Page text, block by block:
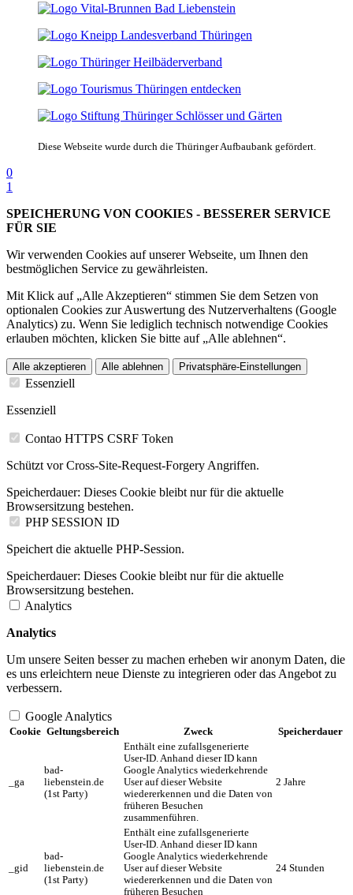
Diese Webseite wurde durch die Thüringer Aufbaubank gefördert.
0
1
SPEICHERUNG VON COOKIES - BESSERER SERVICE
FÜR SIE
Wir verwenden Cookies auf unserer Webseite, um Ihnen den
bestmöglichen Service zu gewährleisten.
Mit Klick auf „Alle Akzeptieren“ stimmen Sie dem Setzen von
optionalen Cookies zur Auswertung des Nutzerverhaltens (Google
Analytics) zu. Wenn Sie lediglich technisch notwendige Cookies
erlauben möchten, klicken Sie bitte auf „Alle ablehnen“.
Alle akzeptieren Alle ablehnen Privatsphäre-Einstellungen
Essenziell
Essenziell
Contao HTTPS CSRF Token
Schützt vor Cross-Site-Request-Forgery Angriffen.
Speicherdauer: Dieses Cookie bleibt nur für die aktuelle
Browsersitzung bestehen.
PHP SESSION ID
Speichert die aktuelle PHP-Session.
Speicherdauer: Dieses Cookie bleibt nur für die aktuelle
Browsersitzung bestehen.
Analytics
Analytics
Um unsere Seiten besser zu machen erheben wir anonym Daten, die
es uns erleichtern neue Dienste zu integrieren oder das Angebot zu
verbessern.
Google Analytics
Cookie Geltungsbereich Zweck Speicherdauer
_ga
bad-
liebenstein.de
(1st Party)
Enthält eine zufallsgenerierte
User-ID. Anhand dieser ID kann
Google Analytics wiederkehrende
User auf dieser Website
wiedererkennen und die Daten von
früheren Besuchen
zusammenführen.
2 Jahre
_gid
bad-
liebenstein.de
(1st Party)
Enthält eine zufallsgenerierte
User-ID. Anhand dieser ID kann
Google Analytics wiederkehrende
User auf dieser Website
wiedererkennen und die Daten von
früheren Besuchen
24 Stunden